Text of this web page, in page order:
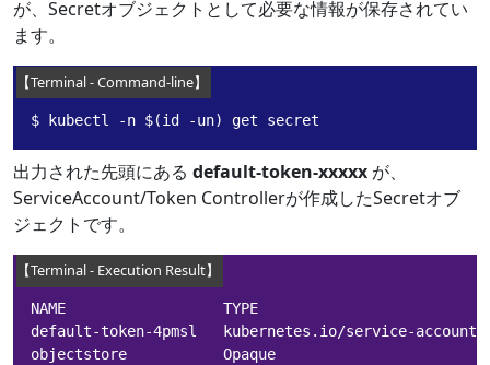
が、Secretオブジェクトとして必要な情報が保存されてい
ます。
$ kubectl -n $(id -un) get secret
出力された先頭にある default-token-xxxxx が、
ServiceAccount/Token Controllerが作成したSecretオブ
ジェクトです。
NAME                  TYPE
default-token-4pmsl   kubernetes.io/service-
objectstore           Opaque